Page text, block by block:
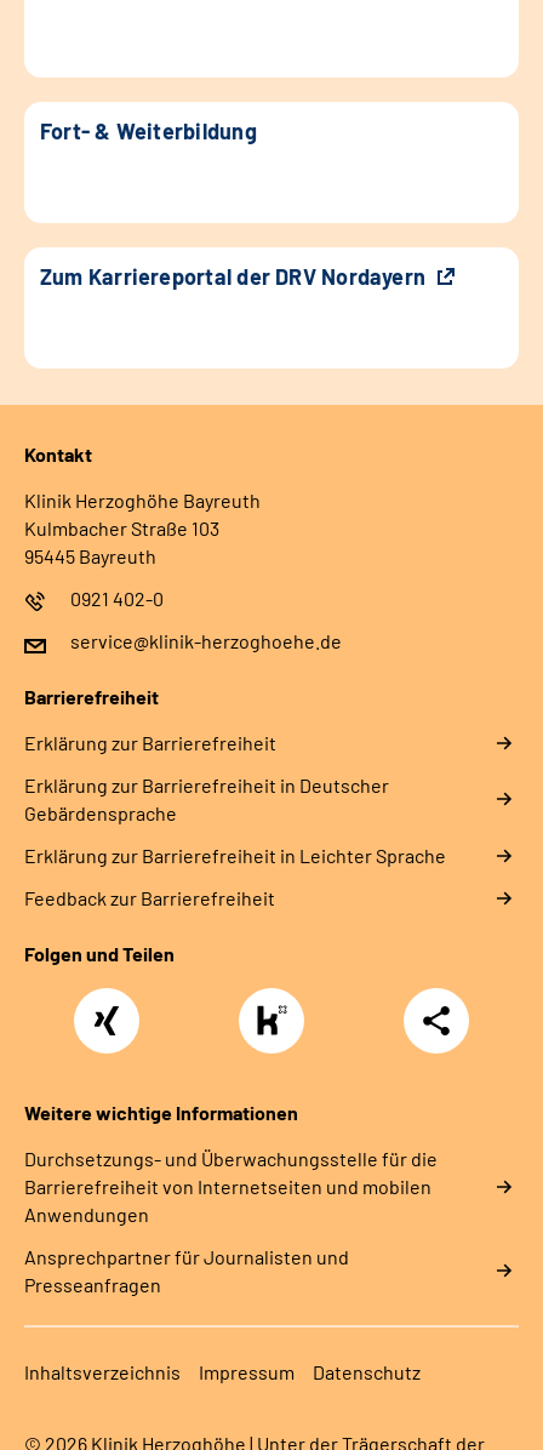
Fort- & Weiterbildung
Zum Karriereportal der DRV Nordayern
Kontakt
Klinik Herzoghöhe Bayreuth
Kulmbacher Straße 103
95445 Bayreuth
0921 402-0
service@klinik-herzoghoehe.de
Barrierefreiheit
Erklärung zur Barrierefreiheit
Erklärung zur Barrierefreiheit in Deutscher
Gebärdensprache
Erklärung zur Barrierefreiheit in Leichter Sprache
Feedback zur Barrierefreiheit
Folgen und Teilen
Xing
https://www.kununu.com/de/deutsche-
rentenversicherung-
nordbayern6
Teilen
Weitere wichtige Informationen
Durchsetzungs- und Überwachungsstelle für die
Barrierefreiheit von Internetseiten und mobilen
Anwendungen
Ansprechpartner für Journalisten und
Presseanfragen
Inhaltsverzeichnis Impressum Datenschutz
© 2026 Klinik Herzoghöhe | Unter der Trägerschaft der